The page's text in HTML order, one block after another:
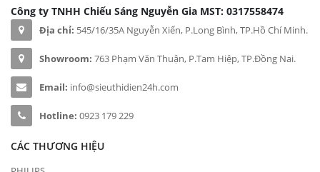
Công ty TNHH Chiếu Sáng Nguyễn Gia MST: 0317558474
Địa chỉ: 545/16/35A Nguyễn Xiển, P.Long Bình, TP.Hồ Chí Minh.
Showroom: 763 Phạm Văn Thuận, P.Tam Hiệp, TP.Đồng Nai.
Email: info@sieuthidien24h.com
Hotline: 0923 179 229
CÁC THƯƠNG HIỆU